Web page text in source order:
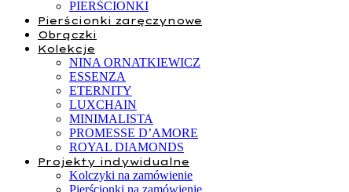
PIERŚCIONKI
Pierścionki zaręczynowe
Obrączki
Kolekcje
NINA ORNATKIEWICZ
ESSENZA
ETERNITY
LUXCHAIN
MINIMALISTA
PROMESSE D’AMORE
ROYAL DIAMONDS
Projekty indywidualne
Kolczyki na zamówienie
Pierścionki na zamówienie